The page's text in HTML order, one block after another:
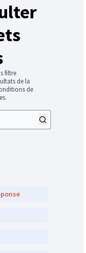
filtre
de la
de